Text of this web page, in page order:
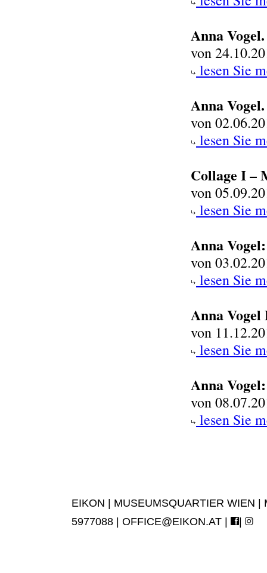
Anna
von
lesen Sie
Anna
von
lesen Sie
Collage I –
von
lesen Sie
Anna
von
lesen Sie
Anna
von
lesen Sie
Anna
von
lesen Sie
EIKON | MUSEUMSQUARTIER WIEN
5977088 | OFFICE@EIKON.AT | |